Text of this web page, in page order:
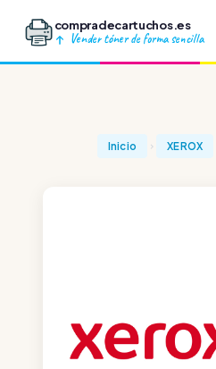
compradecartuchos.es
Vender tóner de forma sencilla
Inicio XEROX